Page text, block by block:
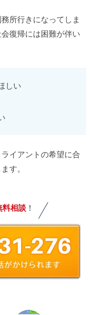
所行きになってしま
復帰には困難が伴い
しい
イアントの希望に合
す。
料相談！